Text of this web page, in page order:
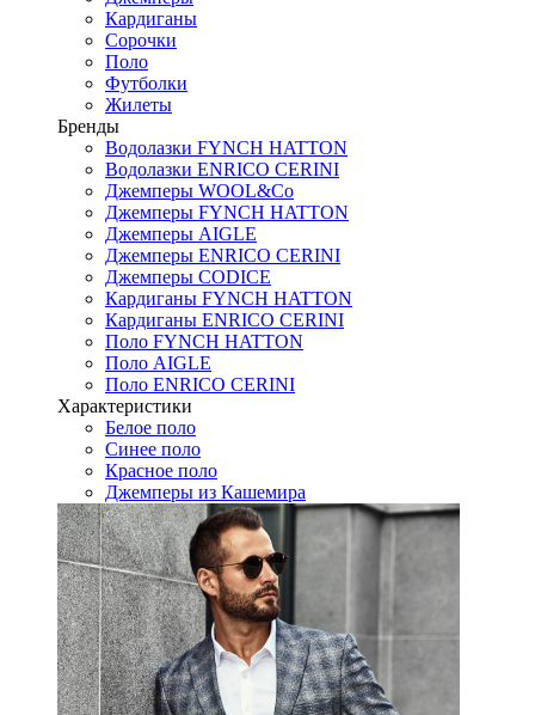
Кардиганы
Сорочки
Поло
Футболки
Жилеты
Бренды
Водолазки FYNCH HATTON
Водолазки ENRICO CERINI
Джемперы WOOL&Co
Джемперы FYNCH HATTON
Джемперы AIGLE
Джемперы ENRICO CERINI
Джемперы CODICE
Кардиганы FYNCH HATTON
Кардиганы ENRICO CERINI
Поло FYNCH HATTON
Поло AIGLE
Поло ENRICO CERINI
Характеристики
Белое поло
Синее поло
Красное поло
Джемперы из Кашемира